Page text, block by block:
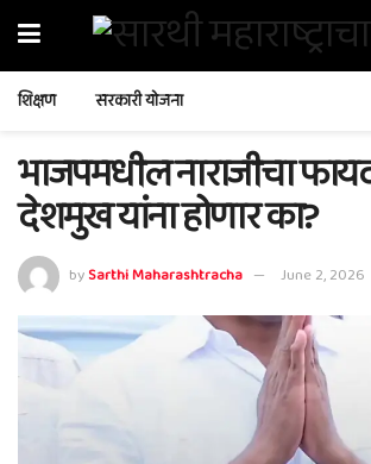
शिक्षण सरकारी योजना
भाजपमधील नाराजीचा
देशमुख यांना होणार का?
bySarthi Maharashtracha June 2, 2026